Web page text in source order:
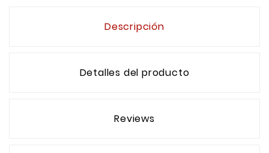
Descripción
Detalles del producto
Reviews